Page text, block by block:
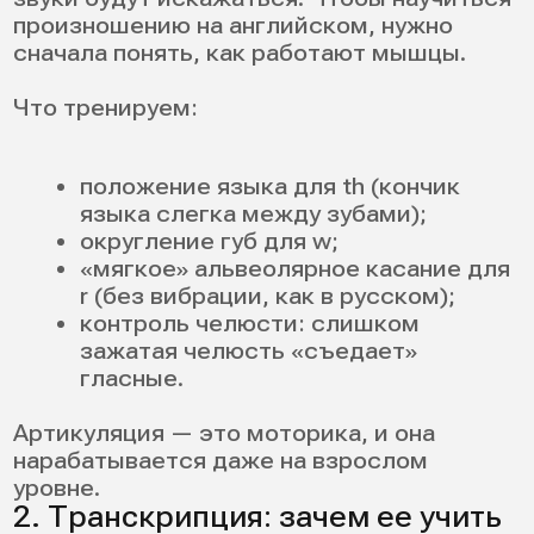
понимать носителей и сами будете
говорить плавнее.
12 рабочих техник как
научиться
произношению на
английском языке
Ниже — полезные упражнения без
скучной теории. Из них вы поймете, как
научиться английскому произношению и
тренировать его каждый день. Все